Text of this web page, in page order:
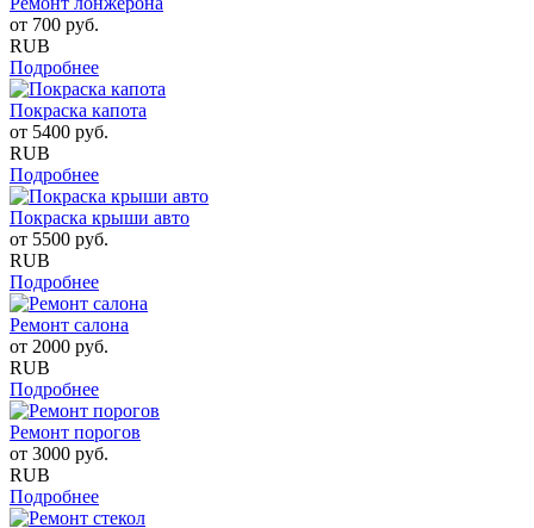
от 700 руб.
RUB
Подробнее
Покраска капота
от 5400 руб.
RUB
Подробнее
Покраска крыши авто
от 5500 руб.
RUB
Подробнее
Ремонт салона
от 2000 руб.
RUB
Подробнее
Ремонт порогов
от 3000 руб.
RUB
Подробнее